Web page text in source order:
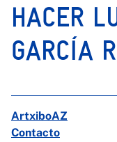
HACER
GARCÍA
ArtxiboAZ
Contacto